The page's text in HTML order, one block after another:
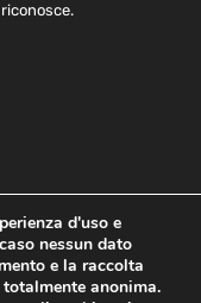
Contatti
Policy
d'uso e
nessun dato
e la raccolta
anonima.